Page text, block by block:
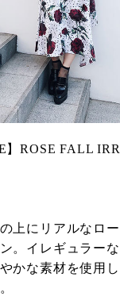
】ROSE FALL
上にリアルなロ
。イレギュラー
かな素材を使用